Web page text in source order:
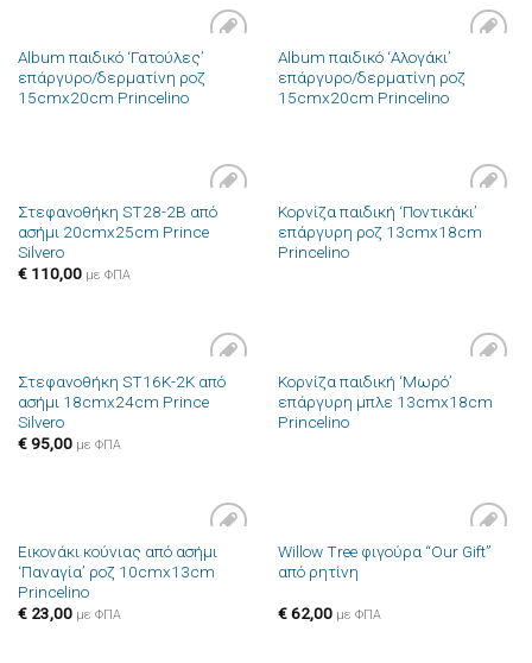
Πρόσθήκη
στην λίστα
επιθυμιών
Album παιδικό ‘Γατούλες’
επάργυρο/δερματίνη ροζ
15cmx20cm Princelino
Πρόσθήκη
στην λίστα
επιθυμιών
Album παιδικό ‘Αλογάκι’
επάργυρο/δερματίνη ροζ
15cmx20cm Princelino
Πρόσθήκη
στην λίστα
Στεφανοθήκη ST28-2B από
ασήμι 20cmx25cm Prince
Silvero
€110,00 με ΦΠΑ
Πρόσθήκη
στην λίστα
Κορνίζα παιδική ‘Ποντικάκι’
επάργυρη ροζ 13cmx18cm
Princelino
Πρόσθήκη
στην λίστα
Στεφανοθήκη ST16K-2K από
ασήμι 18cmx24cm Prince
Silvero
€95,00 με ΦΠΑ
Πρόσθήκη
στην λίστα
Κορνίζα παιδική ‘Μωρό’
επάργυρη μπλε 13cmx18cm
Princelino
Πρόσθήκη
στην λίστα
Εικονάκι κούνιας από ασήμι
‘Παναγία’ ροζ 10cmx13cm
Princelino
€23,00 με ΦΠΑ
Πρόσθήκη
Willow Tree φιγούρα “Our Gift”
από ρητίνη
€62,00 με ΦΠΑ